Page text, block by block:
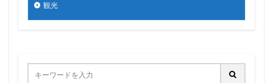
観光